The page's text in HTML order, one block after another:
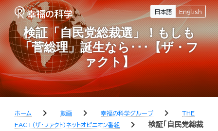
日本語 English
検証「自民党総裁選」！もしも
「菅総理」誕生なら･･･【ザ・フ
ァクト】
ホーム chevron_right 動画 chevron_right 幸福の科学グループ chevron_right
THE
FACT（ザ・ファクト）ネットオピニオン番組
chevron_right
検証「自民党総裁